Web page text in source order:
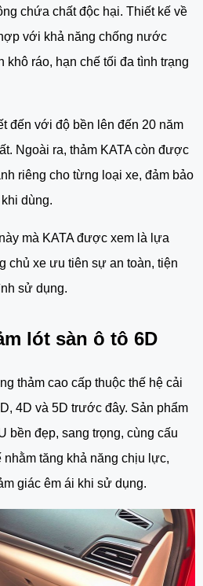
chứa chất độc hại. Thiết kế về
với khả năng chống nước
khô ráo, hạn chế tối đa tình trạng
đến với độ bền lên đến 20 năm
Ngoài ra, thảm KATA còn được
riêng cho từng loại xe, đảm bảo
dùng.
mà KATA được xem là lựa
chủ xe ưu tiên sự an toàn, tiện
sử dụng.
lót sàn ô tô 6D
thảm cao cấp thuộc thế hệ cải
4D và 5D trước đây. Sản phẩm
bền đẹp, sang trọng, cùng cấu
tăng khả năng chịu lực,
giác êm ái khi sử dụng.